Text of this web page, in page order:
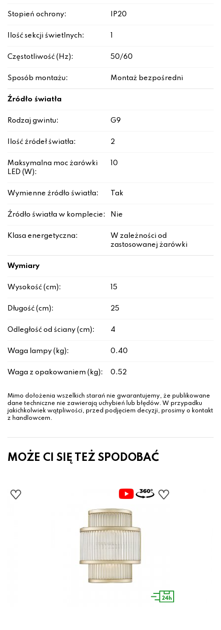
Stopień ochrony: IP20
Ilość sekcji świetlnych:
Częstotliwość (Hz): 50/60
Sposób montażu: Montaż bezpośredni
Źródło światła
Rodzaj gwintu: G9
Ilość źródeł światła: 2
Maksymalna moc żarówki
LED (W):
10
Wymienne źródło światła: Tak
Źródło światła w komplecie: Nie
Klasa energetyczna:
W zależności od
zastosowanej żarówki
Wymiary
Wysokość (cm): 15
Długość (cm): 25
Odległość od ściany (cm): 4
Waga lampy (kg): 0.40
Waga z opakowaniem (kg): 0.52
Mimo dołożenia wszelkich starań nie gwarantujemy, że publikowane
dane techniczne nie zawierają uchybień lub błędów. W przypadku
jakichkolwiek wątpliwości, przed podjęciem decyzji, prosimy o kontakt
z handlowcem.
MOŻE CI SIĘ TEŻ SPODOBAĆ